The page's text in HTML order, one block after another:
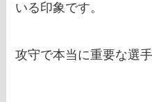
いる印象です。
攻守で本当に重要な選